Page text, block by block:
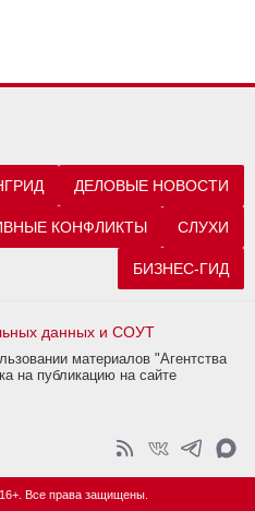
ДЕЛОВЫЕ НОВОСТИ
КОНФЛИКТЫ СЛУХИ
БИЗНЕС-ГИД
данных и СОУТ
материалов "Агентства
на публикацию на сайте
Все права защищены.